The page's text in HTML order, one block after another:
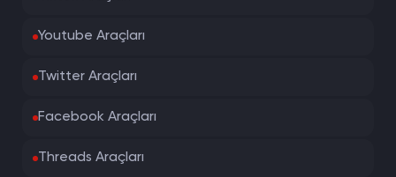
Youtube Araçları
Twitter Araçları
Facebook Araçları
Threads Araçları